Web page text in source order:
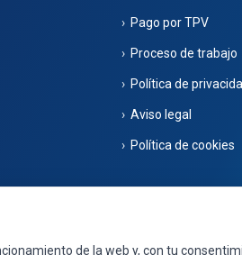
Pago por TPV
Proceso de trabajo
Política de
Aviso legal
Política de cookies
340 498 / 668 848 123 - Puente la Reina -
por
Seintosoft
de la web y, con tu